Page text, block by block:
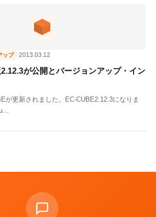
ップ 2013.03.12
が公開とバージョンアップ・イン
が更新されました。EC-CUBE2.12.3になりま